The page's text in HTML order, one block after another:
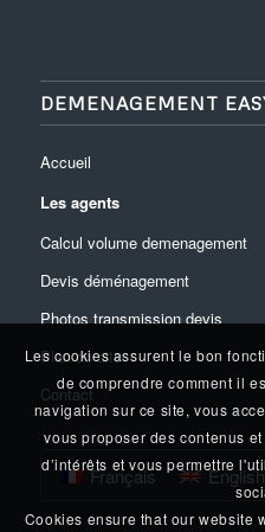
DEMENAGEMENT
Accueil
Les agents
Calcul volume demenagement
Devis déménagement
Photos transmission devis
Plan du site
Contact
Français English
Les cookies assurent le bon
de comprendre comment il
navigation sur ce site, vous
vous proposer des contenus
d’intérêts et vous permettre
Cookies ensure that our website